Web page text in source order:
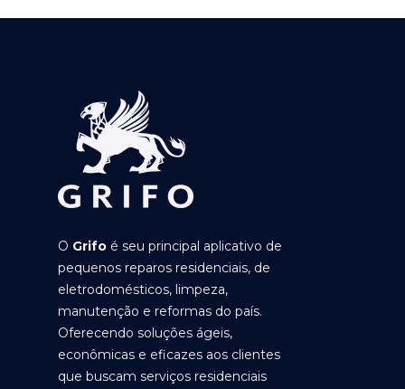
O Grifo é seu principal aplicativo de
pequenos reparos residenciais, de
eletrodomésticos, limpeza,
manutenção e reformas do país.
Oferecendo soluções ágeis,
econômicas e eficazes aos clientes
que buscam serviços residenciais